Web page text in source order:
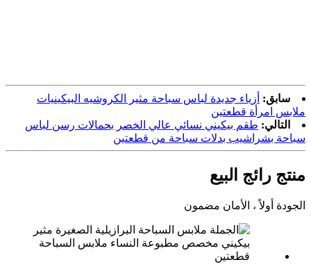
سابق: أزياء جديدة لباس سباحة مثير الكروشيه البيكينيات
ملابس امرأة قطعتين
التالي: طقم بيكيني نسائي عالي الخصر بحمالات رسن لباس
سباحة بشراشيب بدلات سباحة من قطعتين
منتج رائج البيع
الجودة أولاً ، الأمان مضمون